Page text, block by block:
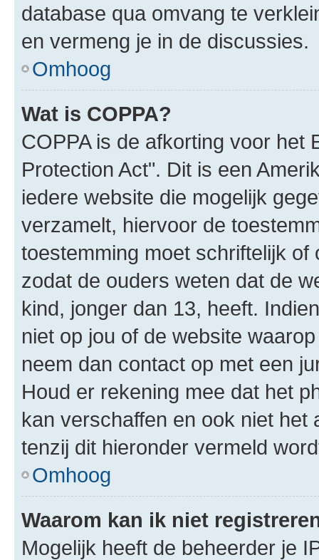
database qua omvang te
en vermeng je in de discussies.
Omhoog
Wat is COPPA?
COPPA is de afkorting voor het
Protection Act". Dit is een
iedere website die mogelijk
verzamelt, hiervoor de
toestemming moet schriftelijk
zodat de ouders weten dat de
kind, jonger dan 13, heeft.
niet op jou of de website
neem dan contact op met een
Houd er rekening mee dat het
kan verschaffen en ook niet
tenzij dit hieronder vermeld
Omhoog
Waarom kan ik niet
Mogelijk heeft de beheerder je